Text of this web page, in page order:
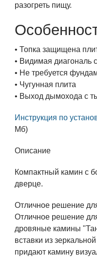
разогреть пищу.
• Топка защищена
• Видимая
• Не требуется
• Чугунная плита
• Выход дымохода с
Инструкция по
Мб)
Описание
Компактный камин с
дверце.
Отличное решение
Отличное решение
дровяные камины
вставки из
придают камину